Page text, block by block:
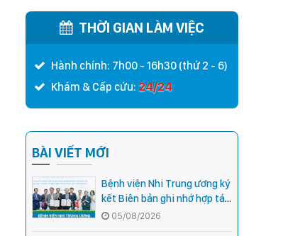
THỜI GIAN LÀM VIỆC
Hành chính: 7h00 - 16h30 (thứ 2 - 6)
Khám & Cấp cứu: 24/24
BÀI VIẾT MỚI
Bệnh viện Nhi Trung ương ký
kết Biên bản ghi nhớ hợp tác
với Bệnh viện Nhi Quốc gia
Campuchia
05/08/2026